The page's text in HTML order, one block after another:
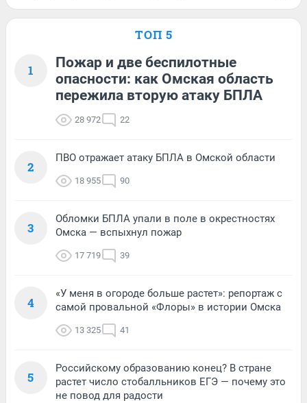
ТОП 5
1
Пожар и две беспилотные
опасности: как Омская область
пережила вторую атаку БПЛА
28 972 22
2
ПВО отражает атаку БПЛА в Омской области
18 955 90
3
Обломки БПЛА упали в поле в окрестностях
Омска — вспыхнул пожар
17 719 39
4
«У меня в огороде больше растет»: репортаж с
самой провальной «Флоры» в истории Омска
13 325 41
5
Российскому образованию конец? В стране
растет число стобалльников ЕГЭ — почему это
не повод для радости